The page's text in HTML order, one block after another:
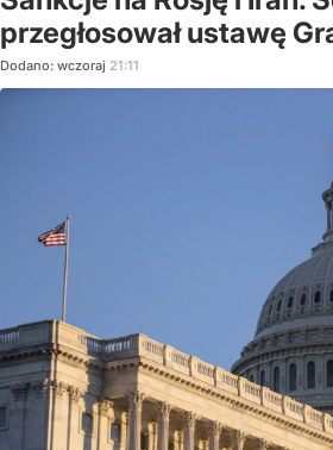
przegłosował ustawę
Dodano: wczoraj 21:11